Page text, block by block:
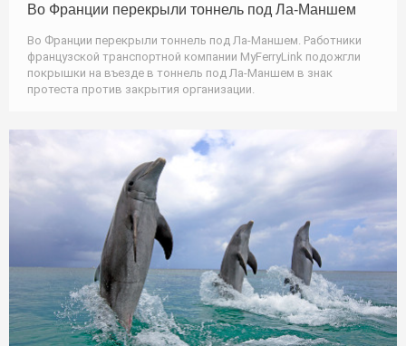
Во Франции перекрыли тоннель под Ла-Маншем
Во Франции перекрыли тоннель под Ла-Маншем. Работники
французской транспортной компании MyFerryLink подожгли
покрышки на въезде в тоннель под Ла-Маншем в знак
протеста против закрытия организации.